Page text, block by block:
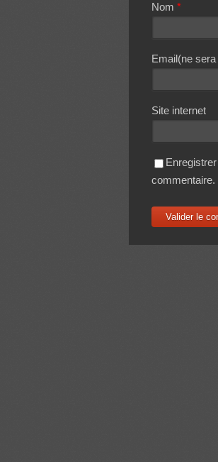
Nom *
Email(ne
Site internet
commentaire.